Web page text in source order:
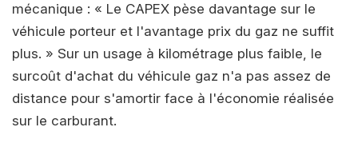
mécanique : « Le CAPEX pèse davantage sur le
véhicule porteur et l'avantage prix du gaz ne suffit
plus. » Sur un usage à kilométrage plus faible, le
surcoût d'achat du véhicule gaz n'a pas assez de
distance pour s'amortir face à l'économie réalisée
sur le carburant.